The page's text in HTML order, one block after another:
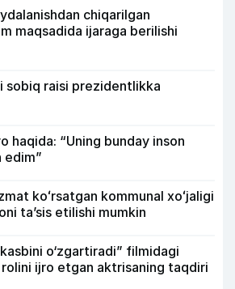
chiqarilgan
maqsadida ijaraga berilishi
sobiq raisi prezidentlikka
haqida: “Uning bunday inson
edim”
koʻrsatgan kommunal xoʻjaligi
taʼsis etilishi mumkin
o‘zgartiradi” filmidagi
ijro etgan aktrisaning taqdiri